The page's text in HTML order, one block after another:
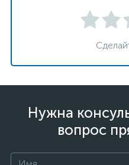
Нужна
вопрос